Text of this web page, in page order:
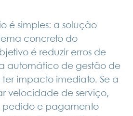
é simples: a solução
concreto do
é reduzir erros de
automático de gestão de
impacto imediato. Se a
velocidade de serviço,
pedido e pagamento